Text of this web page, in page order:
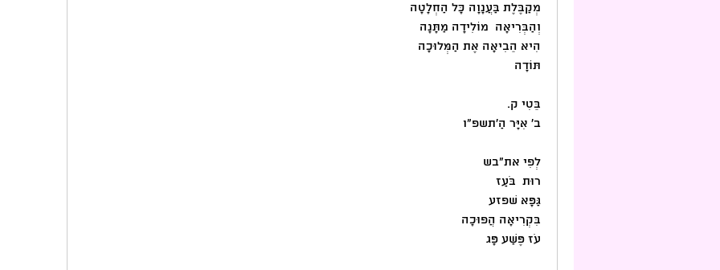
מְקַבֶּלֶת בַּעֲנָוָה כָּל הַחְלָטָה
וְהַבְּרִיאָה  מוֹלִידָה מַתָּנָה
הִיא הֵבִיאָה אֶת הַמְּלוּכָה
תּוֹדָה
בֵּטִי ק.
ב׳ אִיָּר הַ׳תשפ״ו
לְפִי את״בש
רוּת  בֹּעַז
גַּפָּא שׁפזע
בִּקְרִיאָה הֲפוּכָה
עֹז פֶּשַׁע פָּג